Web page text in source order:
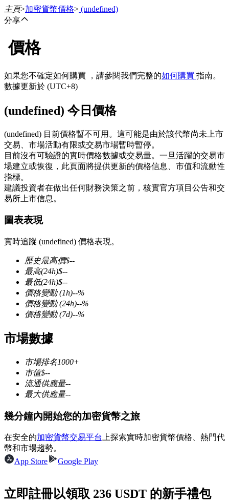
合約
USDT永續
多種以USDT結算的永續合約
幣本位永續
以數字貨幣為保證金的永續合約
TradFi
美股、外匯、貴金屬及大宗商品衍生性商品
多種以USDC結算的永續合約
主頁>加密貨幣價格> (undefined)
分享
價格
如果您不確定如何購買 ，請參閱我們完整的如何購買 指南。
數據更新於 (UTC+8)
(undefined) 今日價格
(undefined) 目前價格暫不可用。這可能是由於該代幣尚未上市
交易、市場活動有限或交易市場暫時暫停。
目前沒有可驗證的實時價格數據或交易量。一旦活躍的交易市
場建立或恢復，此頁面將提供更新的價格信息、市值和流動性
指標。
建議投資者在做出任何財務決策之前，核實官方項目公告和交
易所上市信息。
圖表表現
實時追蹤 (undefined) 價格表現。
歷史最高價$--
最高(24h)$--
最低(24h)$--
價格變動(1h)--%
價格變動(24h)--%
價格變動(7d)--%
市場數據
市場排名1000+
市值$--
流通供應量--
最大供應量--
幾分鐘內開始您的加密貨幣之旅
在安全的加密貨幣交易平台 上探索實時加密貨幣價格、熱門代
幣和市場趨勢。
App Store
Google Play
立即註冊以領取 236 USDT 的新手禮包